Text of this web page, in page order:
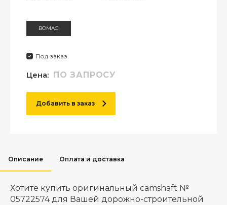
BOMAG
Под заказ
Цена: ПО ЗАПРОСУ
Добавить в заказ
Описание Оплата и доставка
Хотите купить оригинальный camshaft №
05722574 для Вашей дорожно-строительной